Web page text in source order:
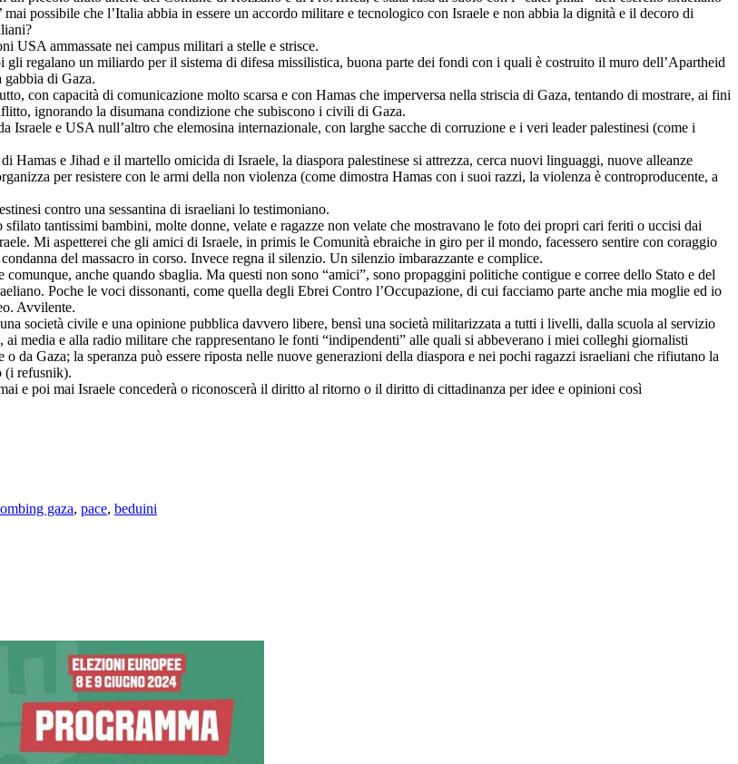
possibile che l’Italia abbia in essere un accordo militare e tecnologico con Israele e non abbia la dignità e il decoro di
USA ammassate nei campus militari a stelle e strisce.
regalano un miliardo per il sistema di difesa missilistica, buona parte dei fondi con i quali è costruito il muro dell’Apartheid
di Gaza.
con capacità di comunicazione molto scarsa e con Hamas che imperversa nella striscia di Gaza, tentando di mostrare, ai fini
ignorando la disumana condizione che subiscono i civili di Gaza.
e USA null’altro che elemosina internazionale, con larghe sacche di corruzione e i veri leader palestinesi (come i
Hamas e Jihad e il martello omicida di Israele, la diaspora palestinese si attrezza, cerca nuovi linguaggi, nuove alleanze
per resistere con le armi della non violenza (come dimostra Hamas con i suoi razzi, la violenza è controproducente, a
contro una sessantina di israeliani lo testimoniano.
tantissimi bambini, molte donne, velate e ragazze non velate che mostravano le foto dei propri cari feriti o uccisi dai
Mi aspetterei che gli amici di Israele, in primis le Comunità ebraiche in giro per il mondo, facessero sentire con coraggio
del massacro in corso. Invece regna il silenzio. Un silenzio imbarazzante e complice.
comunque, anche quando sbaglia. Ma questi non sono “amici”, sono propaggini politiche contigue e corree dello Stato e del
Poche le voci dissonanti, come quella degli Ebrei Contro l’Occupazione, di cui facciamo parte anche mia moglie ed io
Avvilente.
società civile e una opinione pubblica davvero libere, bensì una società militarizzata a tutti i livelli, dalla scuola al servizio
ai media e alla radio militare che rappresentano le fonti “indipendenti” alle quali si abbeverano i miei colleghi giornalisti
o da Gaza; la speranza può essere riposta nelle nuove generazioni della diaspora e nei pochi ragazzi israeliani che rifiutano la
(i refusnik).
e poi mai Israele concederà o riconoscerà il diritto al ritorno o il diritto di cittadinanza per idee e opinioni così
gaza, pace, beduini